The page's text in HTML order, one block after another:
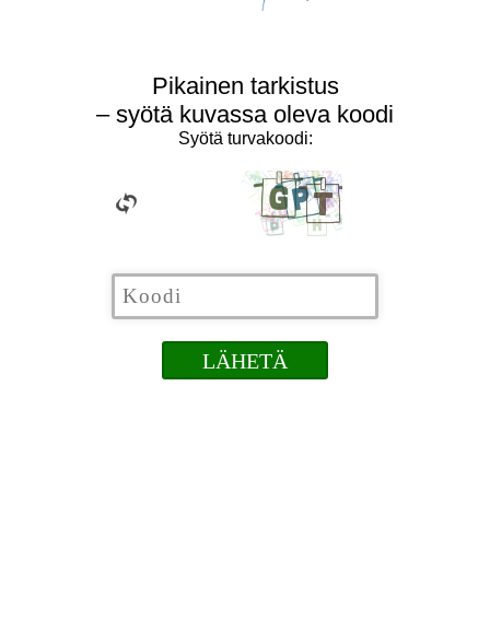
Pikainen tarkistus
– syötä kuvassa oleva koodi
Syötä turvakoodi: